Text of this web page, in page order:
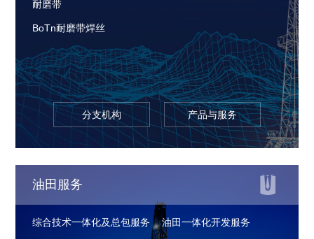
耐磨带
BoTn耐磨带焊丝
分支机构 产品与服务
油田服务
综合技术一体化及总包服务 油田一体化开发服务